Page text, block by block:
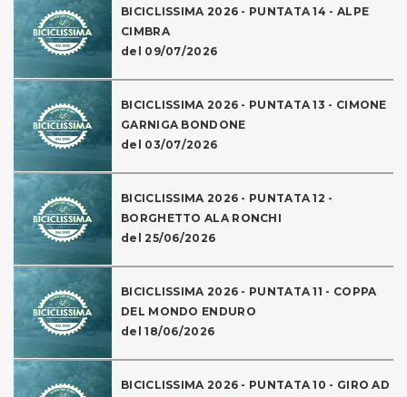
BICICLISSIMA 2026 - PUNTATA 14 - ALPE
CIMBRA
del 09/07/2026
BICICLISSIMA 2026 - PUNTATA 13 - CIMONE
GARNIGA BONDONE
del 03/07/2026
BICICLISSIMA 2026 - PUNTATA 12 -
BORGHETTO ALA RONCHI
del 25/06/2026
BICICLISSIMA 2026 - PUNTATA 11 - COPPA
DEL MONDO ENDURO
del 18/06/2026
BICICLISSIMA 2026 - PUNTATA 10 - GIRO AD